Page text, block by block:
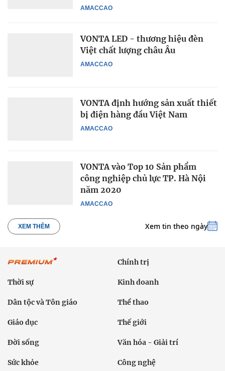
AMACCAO
AMACCAO
VONTA LED - thương hiệu đèn
Việt chất lượng châu Âu
AMACCAO
VONTA định hướng sản xuất thiết
bị điện hàng đầu Việt Nam
AMACCAO
VONTA vào Top 10 Sản phẩm
công nghiệp chủ lực TP. Hà Nội
năm 2020
XEM THÊM Xem tin theo ngày
Chính trị
Thời sự Kinh doanh
Dân tộc và Tôn giáo Thể thao
Giáo dục Thế giới
Đời sống Văn hóa - Giải trí
Sức khỏe Công nghệ